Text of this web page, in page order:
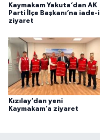
Kaymakam Yakuta’dan AK
Parti İlçe Başkanı’na iade-i
ziyaret
Kızılay’dan yeni
Kaymakam’a ziyaret